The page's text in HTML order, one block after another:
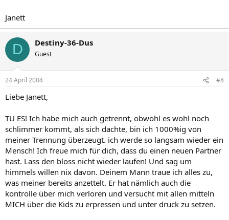
Janett
D Destiny-36-Dus
Guest
24 April 2004 #8
Liebe Janett,
TU ES! Ich habe mich auch getrennt, obwohl es wohl noch
schlimmer kommt, als sich dachte, bin ich 1000%ig von
meiner Trennung überzeugt. ich werde so langsam wieder ein
Mensch! Ich freue mich für dich, dass du einen neuen Partner
hast. Lass den bloss nicht wieder laufen! Und sag um
himmels willen nix davon. Deinem Mann traue ich alles zu,
was meiner bereits anzettelt. Er hat nämlich auch die
kontrolle über mich verloren und versucht mit allen mitteln
MICH über die Kids zu erpressen und unter druck zu setzen.